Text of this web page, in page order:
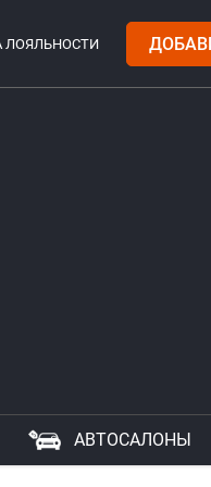
ЛОЯЛЬНОСТИ
АВТОСАЛОНЫ